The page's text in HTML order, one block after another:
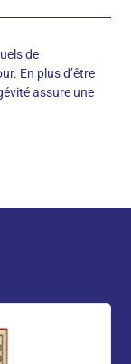
de
En plus d’être
assure une